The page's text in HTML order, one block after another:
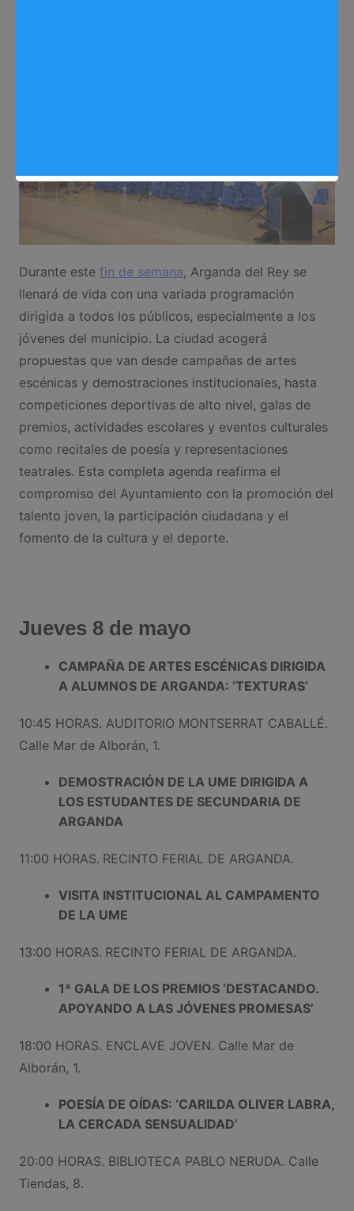
Durante este fin de semana, Arganda del Rey se
llenará de vida con una variada programación
dirigida a todos los públicos, especialmente a los
jóvenes del municipio. La ciudad acogerá
propuestas que van desde campañas de artes
escénicas y demostraciones institucionales, hasta
competiciones deportivas de alto nivel, galas de
premios, actividades escolares y eventos culturales
como recitales de poesía y representaciones
teatrales. Esta completa agenda reafirma el
compromiso del Ayuntamiento con la promoción del
talento joven, la participación ciudadana y el
fomento de la cultura y el deporte.
Jueves 8 de mayo
CAMPAÑA DE ARTES ESCÉNICAS DIRIGIDA
A ALUMNOS DE ARGANDA: ‘TEXTURAS’
10:45 HORAS. AUDITORIO MONTSERRAT CABALLÉ.
Calle Mar de Alborán, 1.
DEMOSTRACIÓN DE LA UME DIRIGIDA A
LOS ESTUDANTES DE SECUNDARIA DE
ARGANDA
11:00 HORAS. RECINTO FERIAL DE ARGANDA.
VISITA INSTITUCIONAL AL CAMPAMENTO
DE LA UME
13:00 HORAS. RECINTO FERIAL DE ARGANDA.
1ª GALA DE LOS PREMIOS ‘DESTACANDO.
APOYANDO A LAS JÓVENES PROMESAS’
18:00 HORAS. ENCLAVE JOVEN. Calle Mar de
Alborán, 1.
POESÍA DE OÍDAS: ‘CARILDA OLIVER LABRA,
LA CERCADA SENSUALIDAD’
20:00 HORAS. BIBLIOTECA PABLO NERUDA. Calle
Tiendas, 8.